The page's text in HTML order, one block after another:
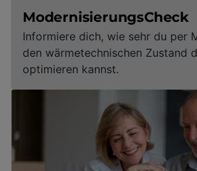
ModernisierungsCheck
Informiere dich, wie sehr du per
den wärmetechnischen Zustand
optimieren kannst.